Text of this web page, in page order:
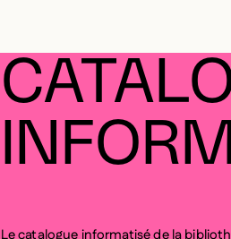
Le catalogue informatisé de la